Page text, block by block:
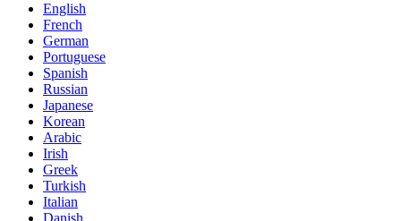
English
French
German
Portuguese
Spanish
Russian
Japanese
Korean
Arabic
Irish
Greek
Turkish
Italian